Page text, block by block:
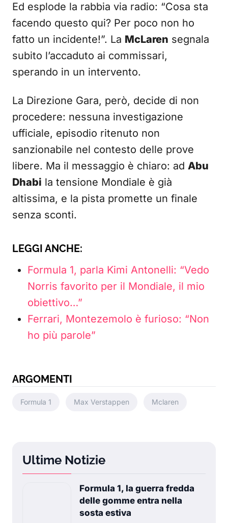
Ed esplode la rabbia via radio: “Cosa sta
facendo questo qui? Per poco non ho
fatto un incidente!”. La McLaren segnala
subito l’accaduto ai commissari,
sperando in un intervento.
La Direzione Gara, però, decide di non
procedere: nessuna investigazione
ufficiale, episodio ritenuto non
sanzionabile nel contesto delle prove
libere. Ma il messaggio è chiaro: ad Abu
Dhabi la tensione Mondiale è già
altissima, e la pista promette un finale
senza sconti.
LEGGI ANCHE:
Formula 1, parla Kimi Antonelli: “Vedo
Norris favorito per il Mondiale, il mio
obiettivo…”
Ferrari, Montezemolo è furioso: “Non
ho più parole”
ARGOMENTI
Formula 1 Max Verstappen Mclaren
Ultime Notizie
Formula 1, la guerra fredda
delle gomme entra nella
sosta estiva